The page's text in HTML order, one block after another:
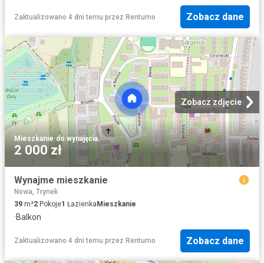
Zaktualizowano 4 dni temu przez Rentumo Zobacz dane
Zobacz zdjęcie
Mieszkanie·do wynajęcia
2 000 zł
Wynajme mieszkanie
Nowa, Trynek
39 m²2 Pokoje1 ŁazienkaMieszkanie
·Balkon
Zaktualizowano 4 dni temu przez Rentumo Zobacz dane